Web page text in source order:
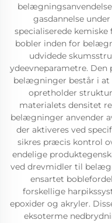
gasdannelse
specialiserede
bobler inden for
udvidede
ydeevneparametre.
belægninger består i at
opretholder
materialets densitet
belægninger anvender
der aktiveres ved
sikres præcis kontrol
endelige
ved drevmidler til
ensartet
forskellige
epoxider og akryler.
eksoterme